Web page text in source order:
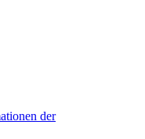
der